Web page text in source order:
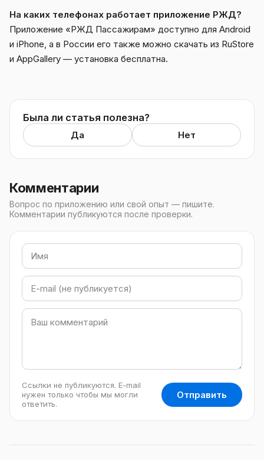
На каких телефонах работает приложение РЖД?
Приложение «РЖД Пассажирам» доступно для Android
и iPhone, а в России его также можно скачать из RuStore
и AppGallery — установка бесплатна.
Была ли статья полезна?
Да Нет
Комментарии
Вопрос по приложению или свой опыт — пишите.
Комментарии публикуются после проверки.
Ссылки не публикуются. E-mail
нужен только чтобы мы могли
ответить.
Отправить